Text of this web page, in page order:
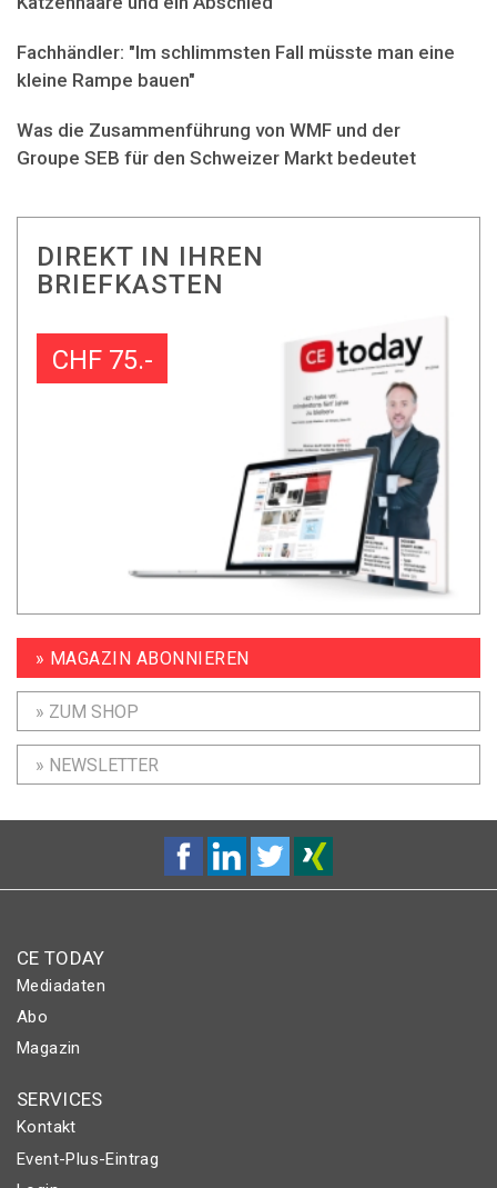
Fachhändler: "Im schlimmsten Fall müsste man eine
kleine Rampe bauen"
Was die Zusammenführung von WMF und der
Groupe SEB für den Schweizer Markt bedeutet
DIREKT IN IHREN
BRIEFKASTEN
CHF 75.-
» MAGAZIN ABONNIEREN
» ZUM SHOP
» NEWSLETTER
CE TODAY
Mediadaten
Abo
Magazin
SERVICES
Kontakt
Event-Plus-Eintrag